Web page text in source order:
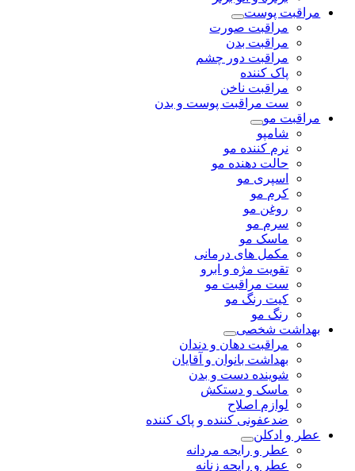
مراقبت پوست
مراقبت صورت
مراقبت بدن
مراقبت دور چشم
پاک کننده
مراقبت ناخن
ست مراقبت پوست و بدن
مراقبت مو
شامپو
نرم کننده مو
حالت دهنده مو
اسپری مو
کرم مو
روغن مو
سرم مو
ماسک مو
مکمل های درمانی
تقویت مژه و ابرو
ست مراقبت مو
کیت رنگ مو
رنگ مو
بهداشت شخصی
مراقبت دهان و دندان
بهداشت بانوان و آقایان
شوینده دست و بدن
ماسک و دستکش
لوازم اصلاح
ضدعفونی کننده و پاک کننده
عطر و ادکلن
عطر و رایحه مردانه
عطر و رایحه زنانه